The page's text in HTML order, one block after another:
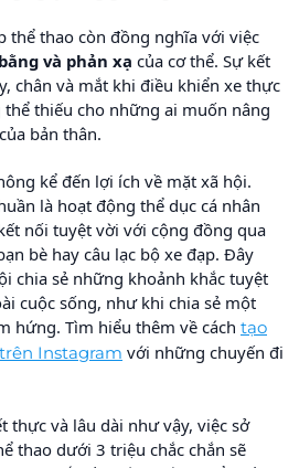
thể thao còn đồng nghĩa với việc
và phản xạ của cơ thể. Sự kết
chân và mắt khi điều khiển xe thực
thiếu cho những ai muốn nâng
bản thân.
kể đến lợi ích về mặt xã hội.
là hoạt động thể dục cá nhân
nối tuyệt vời với cộng đồng qua
bè hay câu lạc bộ xe đạp. Đây
chia sẻ những khoảnh khắc tuyệt
cuộc sống, như khi chia sẻ một
hứng. Tìm hiểu thêm về cách tạo
Instagram với những chuyến đi
thực và lâu dài như vậy, việc sở
thao dưới 3 triệu chắc chắn sẽ